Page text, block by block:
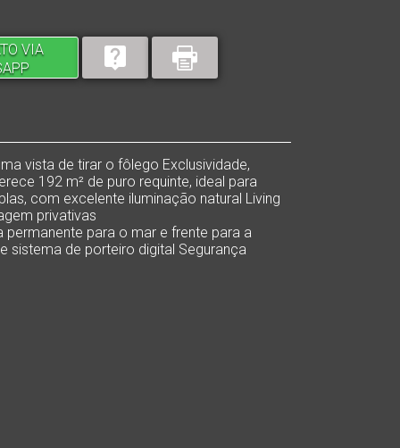
VIA
vista de tirar o fôlego Exclusividade,
192 m² de puro requinte, ideal para
com excelente iluminação natural Living
privativas
permanente para o mar e frente para a
sistema de porteiro digital Segurança